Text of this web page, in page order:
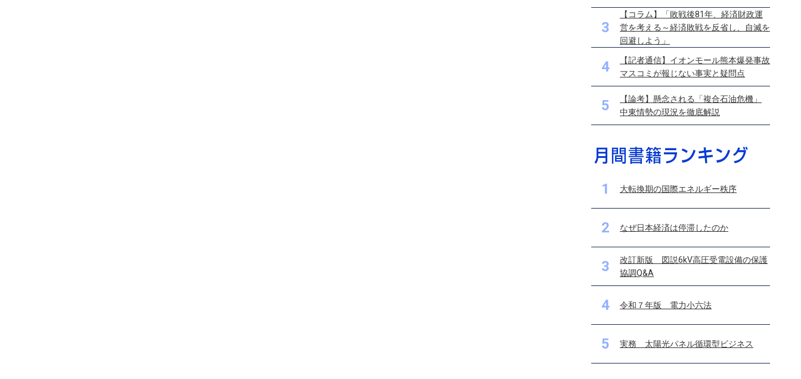
3
【コラム】「敗戦後81年、経済財政運
営を考える～経済敗戦を反省し、自滅を
回避しよう」
4
【記者通信】イオンモール熊本爆発事故
マスコミが報じない事実と疑問点
5
【論考】懸念される「複合石油危機」
中東情勢の現況を徹底解説
1 大転換期の国際エネルギー秩序
2 なぜ日本経済は停滞したのか
3
改訂新版 図説6kV高圧受電設備の保護
協調Q&A
4 令和７年版 電力小六法
5 実務 太陽光パネル循環型ビジネス